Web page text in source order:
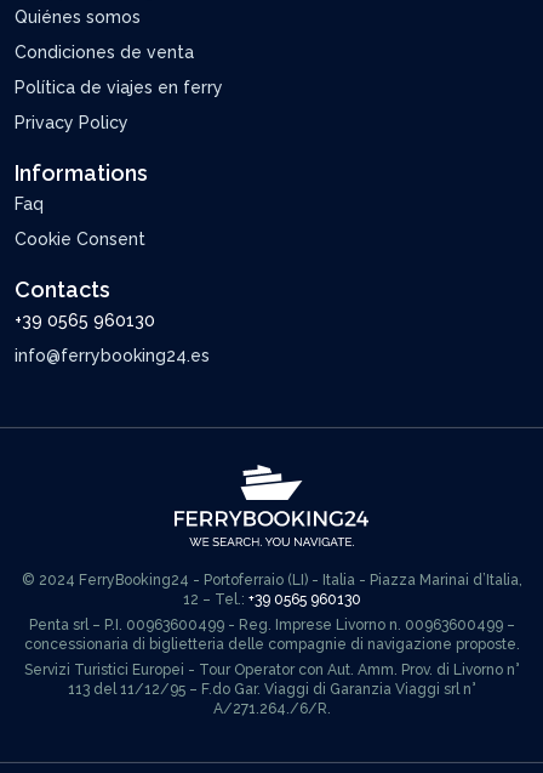
Quiénes somos
Condiciones de venta
Política de viajes en ferry
Privacy Policy
Informations
Faq
Cookie Consent
Contacts
+39 0565 960130
info@ferrybooking24.es
© 2024 FerryBooking24 - Portoferraio (LI) - Italia - Piazza Marinai d’Italia,
12 – Tel.: +39 0565 960130
Penta srl – P.I. 00963600499 - Reg. Imprese Livorno n. 00963600499 –
concessionaria di biglietteria delle compagnie di navigazione proposte.
Servizi Turistici Europei - Tour Operator con Aut. Amm. Prov. di Livorno n°
113 del 11/12/95 – F.do Gar. Viaggi di Garanzia Viaggi srl n°
A/271.264./6/R.